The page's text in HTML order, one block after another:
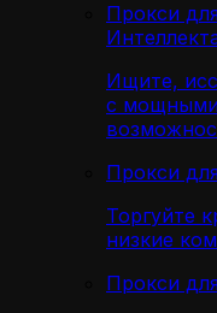
Прокси
Ищите,
с
Прокси
Торгуйте
низкие
Прокси